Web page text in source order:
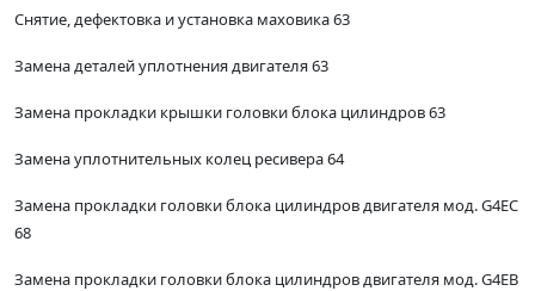
Снятие, дефектовка и установка маховика 63
Замена деталей уплотнения двигателя 63
Замена прокладки крышки головки блока цилиндров 63
Замена уплотнительных колец ресивера 64
Замена прокладки головки блока цилиндров двигателя мод. G4EC
68
Замена прокладки головки блока цилиндров двигателя мод. G4EB